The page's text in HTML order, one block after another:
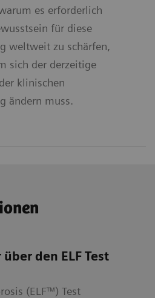
es erforderlich
für diese
weltweit zu schärfen,
sich der derzeitige
klinischen
ändern muss.
den ELF Test
(ELF™) Test